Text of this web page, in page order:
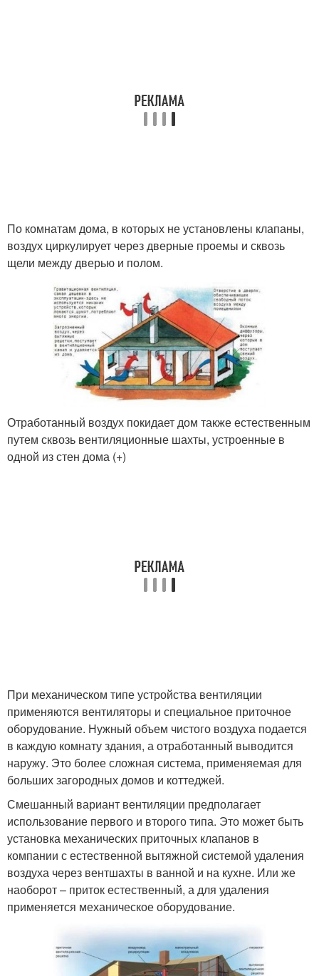
По комнатам дома, в которых не установлены клапаны,
воздух циркулирует через дверные проемы и сквозь
щели между дверью и полом.
Отработанный воздух покидает дом также естественным
путем сквозь вентиляционные шахты, устроенные в
одной из стен дома (+)
При механическом типе устройства вентиляции
применяются вентиляторы и специальное приточное
оборудование. Нужный объем чистого воздуха подается
в каждую комнату здания, а отработанный выводится
наружу. Это более сложная система, применяемая для
больших загородных домов и коттеджей.
Смешанный вариант вентиляции предполагает
использование первого и второго типа. Это может быть
установка механических приточных клапанов в
компании с естественной вытяжной системой удаления
воздуха через вентшахты в ванной и на кухне. Или же
наоборот – приток естественный, а для удаления
применяется механическое оборудование.